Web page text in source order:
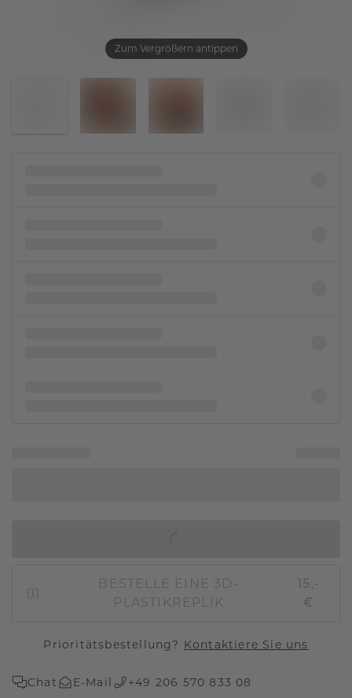
Zum Vergrößern antippen
BESTELLE EINE 3D-
PLASTIKREPLIK
15,-
€
Prioritätsbestellung? Kontaktiere Sie uns
Chat E-Mail +49 206 570 833 08